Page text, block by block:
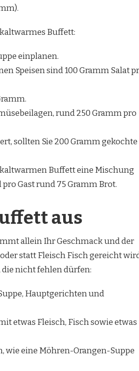
Buffett:
einplanen.
Speisen sind 100 Gramm Salat
rund 250 Gramm pro
sollten Sie 200 Gramm gekochte
Buffett eine Mischung
pro Gast rund 75 Gramm Brot.
aus
allein Ihr Geschmack und der
statt Fleisch Fisch gereicht
die nicht fehlen dürfen:
Hauptgerichten und
etwas Fleisch, Fisch sowie etwas
wie eine Möhren-Orangen-Suppe